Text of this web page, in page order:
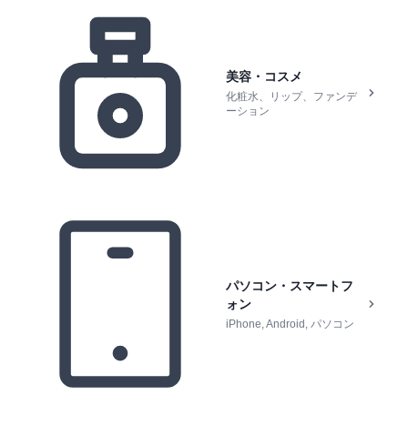
美容・コスメ
化粧水、リップ、ファンデ
ーション
パソコン・スマートフ
ォン
iPhone, Android, パソコン